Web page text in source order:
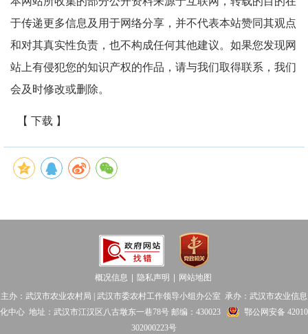
于传递更多信息及用于网络分享，并不代表本站赞同其观点
和对其真实性负责，也不构成任何其他建议。如果您发现网
站上有侵犯您的知识产权的作品，请与我们取得联系，我们
会及时修改或删除。
【 下载 】
概况信息 隐私声明
网站地图
主办：武汉市农业农村局 | 武汉市委农村工作领导小组办公室 承办：武汉市农业信息
化中心 地址：武汉市江汉区八古墩东一巷78号 邮编：430023
鄂公网安备 42010
302000223号